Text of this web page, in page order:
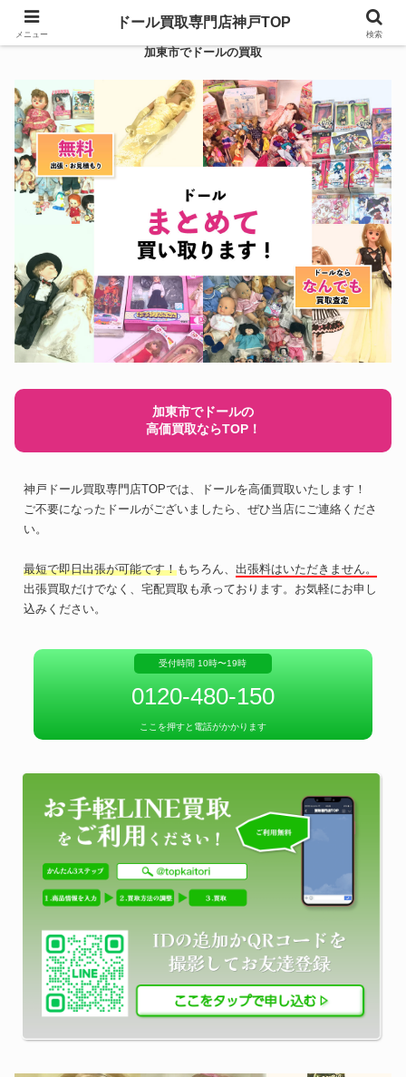
加東市でドールの買取
加東市でドールの
高価買取ならTOP！
神戸ドール買取専門店TOPでは、ドールを高価買取いたします！
ご不要になったドールがございましたら、ぜひ当店にご連絡くださ
い。
最短で即日出張が可能です！もちろん、 出張料はいただきません。
出張買取だけでなく、宅配買取も承っております。お気軽にお申し
込みください。
受付時間 10時〜19時
0120-480-150
ここを押すと電話がかかります
メニュー
ドール買取専門店神戸TOP
検索